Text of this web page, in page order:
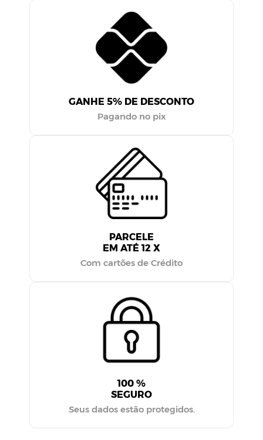
GANHE 5% DE DESCONTO
Pagando no pix
PARCELE
EM ATÉ 12 X
Com cartões de Crédito
100 %
SEGURO
Seus dados estão protegidos.